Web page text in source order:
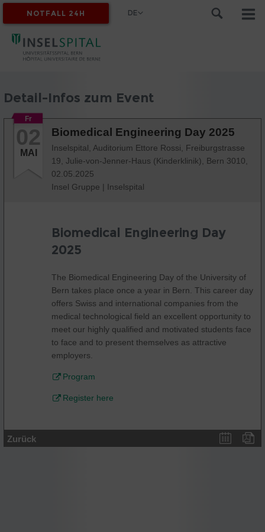
MYINSEL
NOTFALL 24H DE
Detail-Infos zum Event
Fr
02
MAI
Biomedical Engineering Day 2025
Inselspital, Auditorium Ettore Rossi, Freiburgstrasse
19, Julie-von-Jenner-Haus (Kinderklinik), Bern 3010,
02.05.2025
Insel Gruppe | Inselspital
Biomedical Engineering Day
2025
The Biomedical Engineering Day of the University of
Bern takes place once a year in Bern. This career day
offers Swiss and international companies from the
medical technological field an excellent opportunity to
meet our highly qualified and motivated students face
to face and to present themselves as attractive
employers.
Program
Register here
Zurück